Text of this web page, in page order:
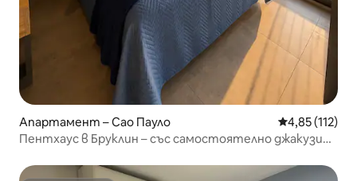
Апартамент – Сао Пауло Средна
4,85 (112)
Пентхаус в Бруклин – със самостоятелно джакузи